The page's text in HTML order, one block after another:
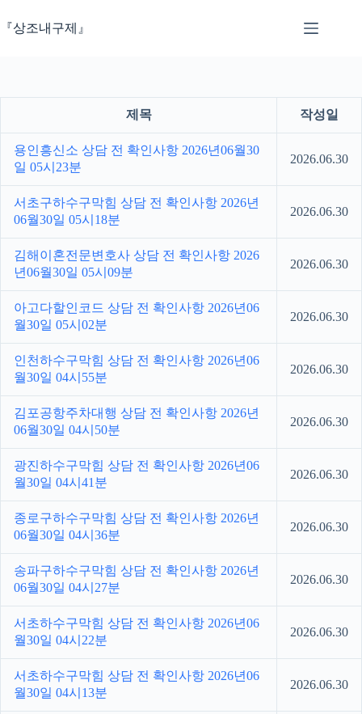
문『상조내구제』
제목 작성일
용인흥신소 상담 전 확인사항 2026년06월30
일 05시23분
2026.06.30
서초구하수구막힘 상담 전 확인사항 2026년
06월30일 05시18분
2026.06.30
김해이혼전문변호사 상담 전 확인사항 2026
년06월30일 05시09분
2026.06.30
아고다할인코드 상담 전 확인사항 2026년06
월30일 05시02분
2026.06.30
인천하수구막힘 상담 전 확인사항 2026년06
월30일 04시55분
2026.06.30
김포공항주차대행 상담 전 확인사항 2026년
06월30일 04시50분
2026.06.30
광진하수구막힘 상담 전 확인사항 2026년06
월30일 04시41분
2026.06.30
종로구하수구막힘 상담 전 확인사항 2026년
06월30일 04시36분
2026.06.30
송파구하수구막힘 상담 전 확인사항 2026년
06월30일 04시27분
2026.06.30
서초하수구막힘 상담 전 확인사항 2026년06
월30일 04시22분
2026.06.30
서초하수구막힘 상담 전 확인사항 2026년06
월30일 04시13분
2026.06.30